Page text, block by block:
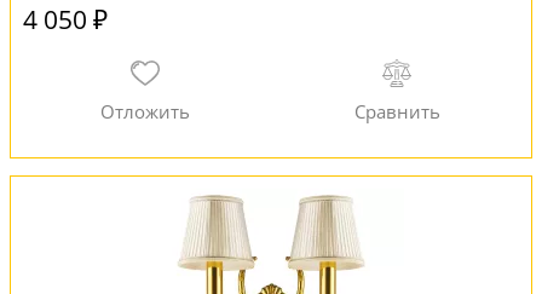
4 050 ₽